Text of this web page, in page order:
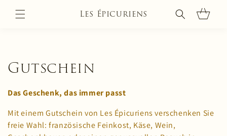
zum
Inhalt
Les Épicuriens Warenkorb
K
a
t
e
Gutschein
Das Geschenk, das immer passt
Mit einem Gutschein von Les Épicuriens verschenken Sie
freie Wahl: französische Feinkost, Käse, Wein,